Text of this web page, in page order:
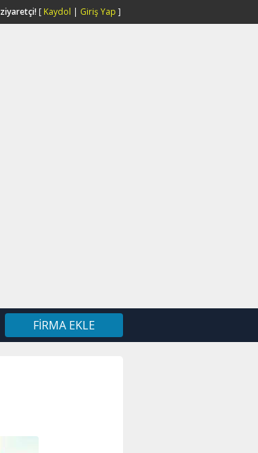
ziyaretçi! [ Kaydol | Giriş Yap ]
FIRMA EKLE